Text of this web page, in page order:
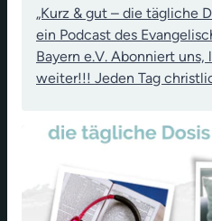
„Kurz & gut – die tägliche
ein Podcast des
Bayern e.V. Abonniert
weiter!!! Jeden Tag